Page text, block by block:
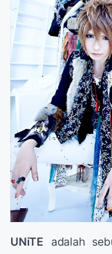
UNiTE adalah